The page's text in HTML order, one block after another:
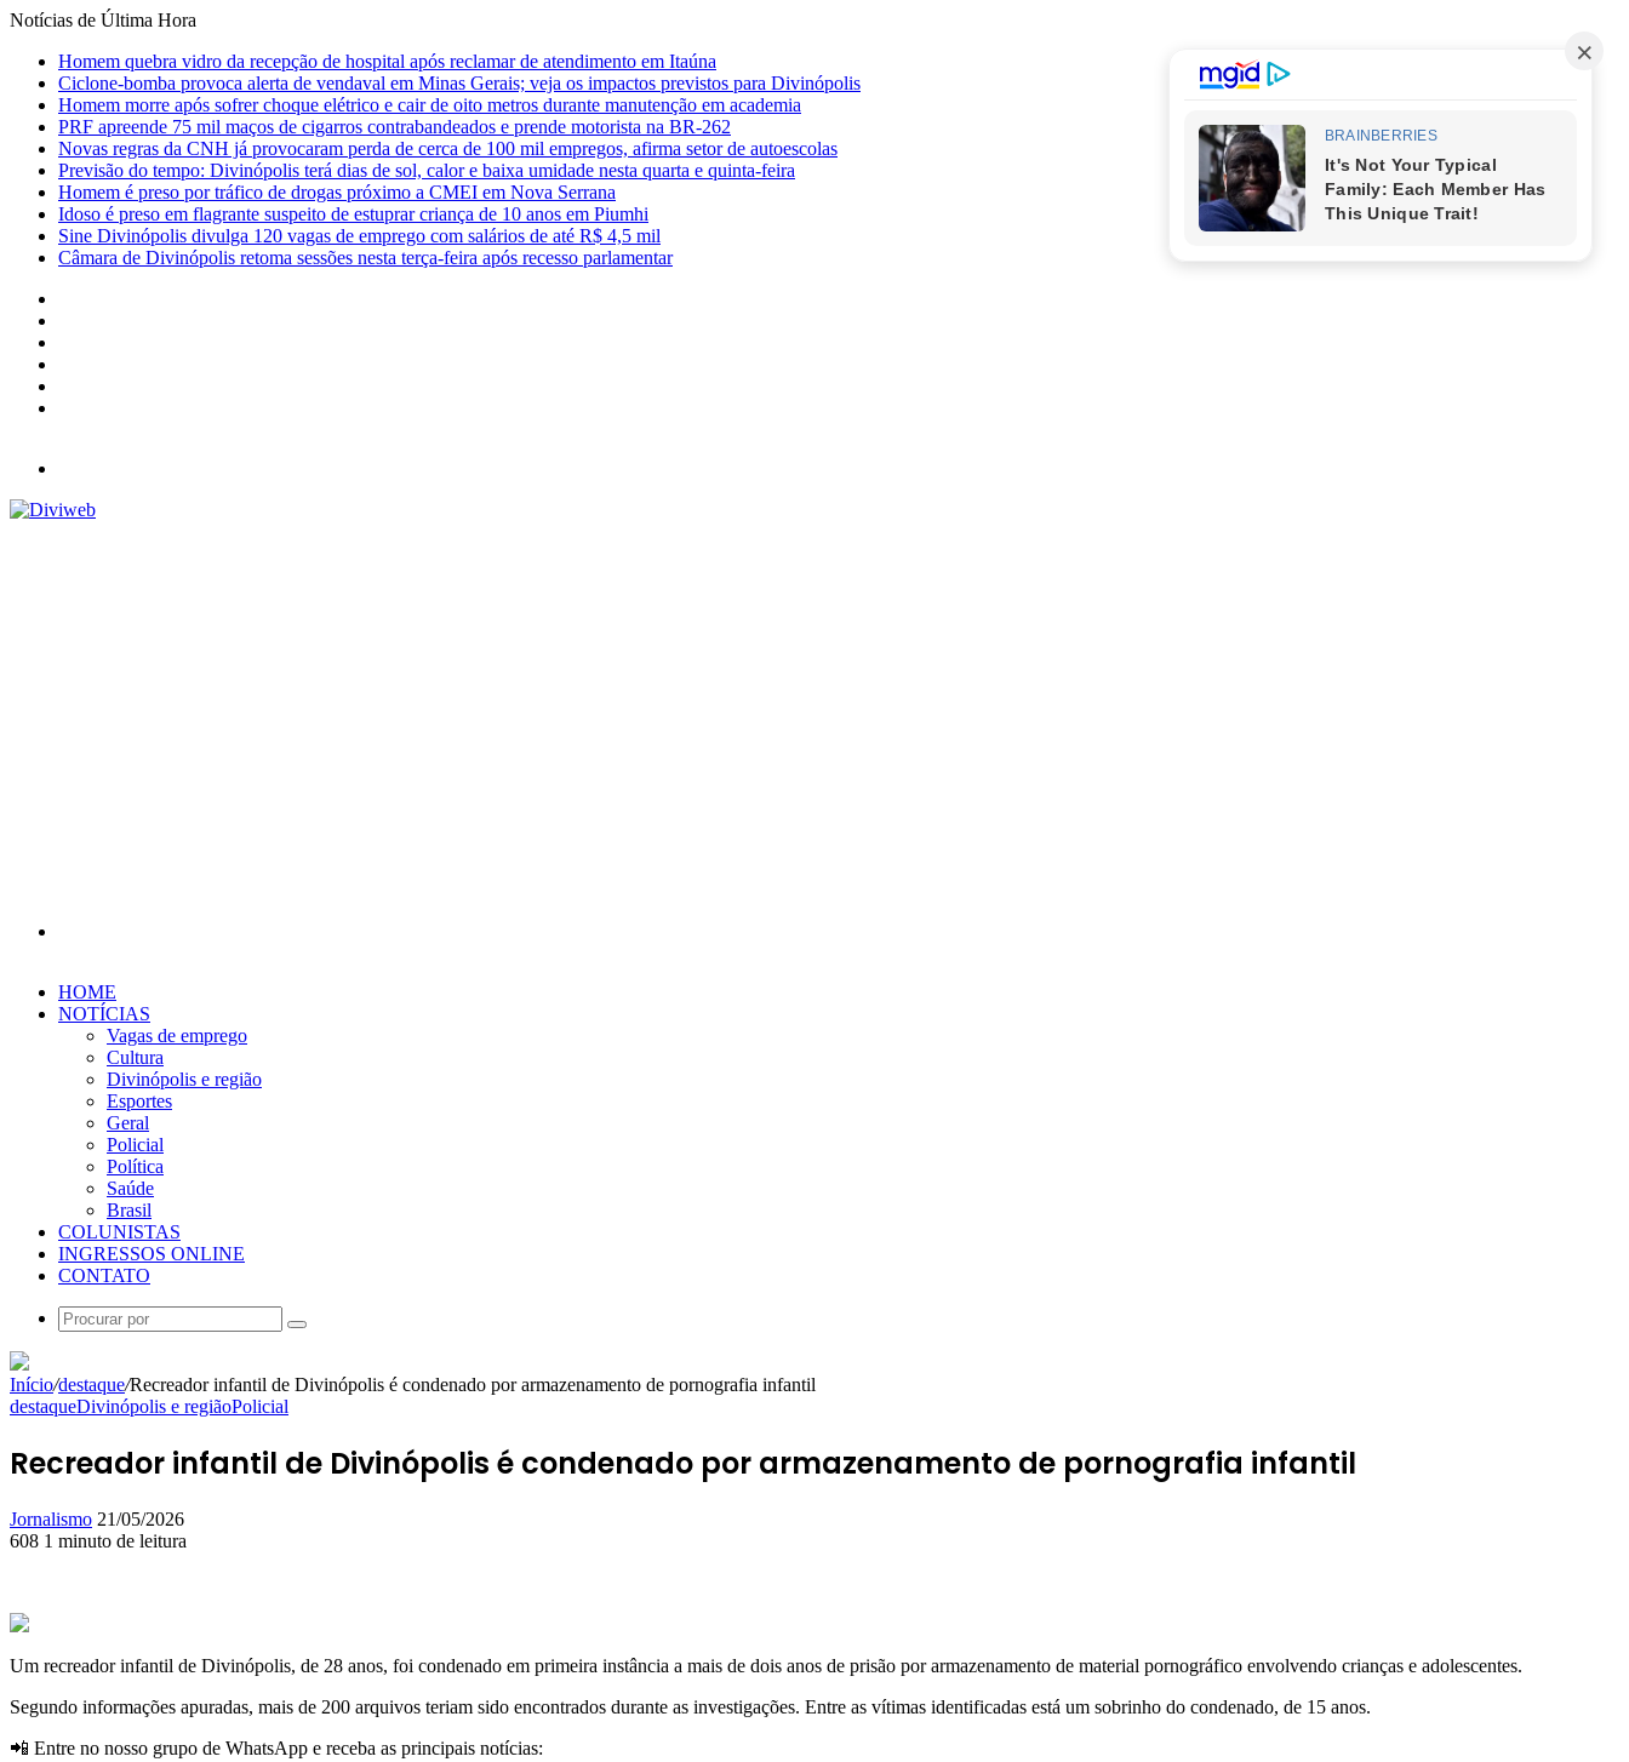
Notícias de Última Hora
Homem quebra vidro da recepção de hospital após reclamar de atendimento em Itaúna
Ciclone-bomba provoca alerta de vendaval em Minas Gerais; veja os impactos previstos para Divinópolis
Homem morre após sofrer choque elétrico e cair de oito metros durante manutenção em academia
PRF apreende 75 mil maços de cigarros contrabandeados e prende motorista na BR-262
Novas regras da CNH já provocaram perda de cerca de 100 mil empregos, afirma setor de autoescolas
Previsão do tempo: Divinópolis terá dias de sol, calor e baixa umidade nesta quarta e quinta-feira
Homem é preso por tráfico de drogas próximo a CMEI em Nova Serrana
Idoso é preso em flagrante suspeito de estuprar criança de 10 anos em Piumhi
Sine Divinópolis divulga 120 vagas de emprego com salários de até R$ 4,5 mil
Câmara de Divinópolis retoma sessões nesta terça-feira após recesso parlamentar
HOME
NOTÍCIAS
Vagas de emprego
Cultura
Divinópolis e região
Esportes
Geral
Policial
Política
Saúde
Brasil
COLUNISTAS
INGRESSOS ONLINE
CONTATO
Procurar
Início/destaque/Recreador infantil de Divinópolis é condenado por armazenamento de pornografia infantil
destaqueDivinópolis e regiãoPolicial
Recreador infantil de Divinópolis é condenado por armazenamento de pornografia infantil
Jornalismo Mande
um
21/05/2026
608 1 minuto de leitura
Um recreador infantil de Divinópolis, de 28 anos, foi condenado em primeira instância a mais de dois anos de prisão por armazenamento de material pornográfico envolvendo crianças e adolescentes.
Segundo informações apuradas, mais de 200 arquivos teriam sido encontrados durante as investigações. Entre as vítimas identificadas está um sobrinho do condenado, de 15 anos.
📲 Entre no nosso grupo de WhatsApp e receba as principais notícias: